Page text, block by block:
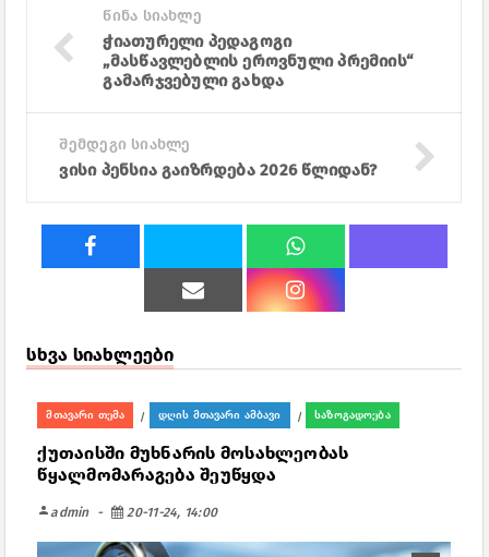
წინა სიახლე
ჭიათურელი პედაგოგი
„მასწავლებლის ეროვნული პრემიის“
გამარჯვებული გახდა
შემდეგი სიახლე
ვისი პენსია გაიზრდება 2026 წლიდან?
სხვა სიახლეები
მთავარი თემა / დღის მთავარი ამბავი / საზოგადოება
ქუთაისში მუხნარის მოსახლეობას
წყალმომარაგება შეუწყდა
person admin 20-11-24, 14:00